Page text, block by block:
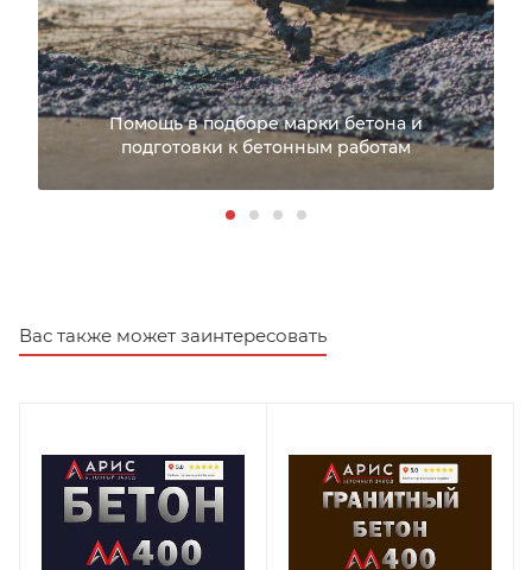
Помощь в подборе марки бетона и
подготовки к бетонным работам
Вас также может заинтересовать